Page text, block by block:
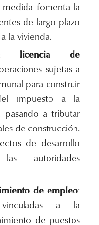
medida fomenta la
de largo plazo
la vivienda.
licencia de
sujetas a
para construir
impuesto a la
pasando a tributar
de construcción.
de desarrollo
autoridades
de empleo:
vinculadas a la
de puestos